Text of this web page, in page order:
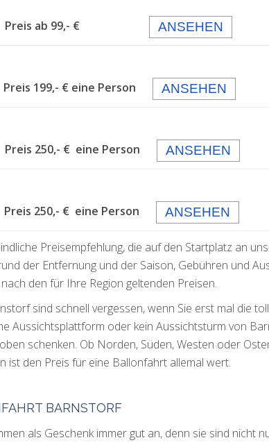
ab 99,- € ANSEHEN
199,- € eine Person ANSEHEN
250,- € eine Person ANSEHEN
250,- € eine Person ANSEHEN
Preisempfehlung, die auf den Startplatz an
der Entfernung und der Saison, Gebühren und
den für Ihre Region geltenden Preisen.
sind schnell vergessen, wenn Sie erst mal die
Aussichtsplattform oder kein Aussichtsturm von
schenken. Ob Norden, Süden, Westen oder
ist den Preis für eine Ballonfahrt allemal wert.
BARNSTORF
als Geschenk immer gut an, denn sie sind nicht